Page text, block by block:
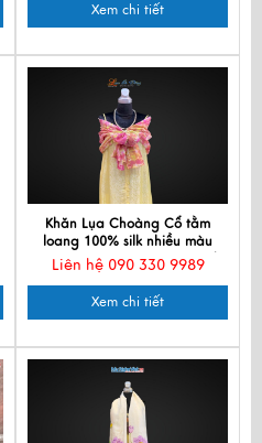
Xem chi tiết
Khăn Lụa Choàng Cổ tằm
loang 100% silk nhiều màu
90x190cm KLTA919 màu xanh
Liên hệ 090 330 9989
Xem chi tiết